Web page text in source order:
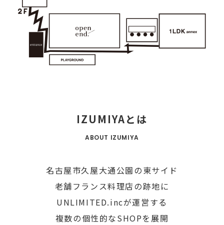
IZUMIYAとは
ABOUT IZUMIYA
名古屋市久屋大通公園の東サイド
老舗フランス料理店の跡地に
UNLIMITED.incが運営する
複数の個性的なSHOPを展開